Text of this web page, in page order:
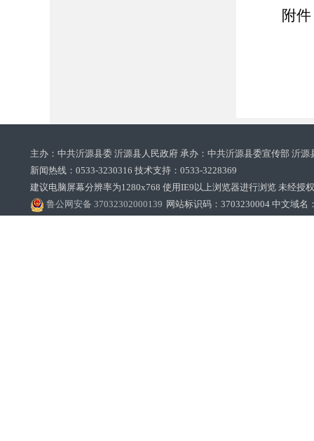
附
主办：中共沂源县委 沂源县人民政府 承办：中共沂源县委宣传部 沂
新闻热线：0533-3230316 技术支持：0533-3228369‌‌
建议电脑屏幕分辨率为1280x768 使用IE9以上浏览器进行浏览 未经授
鲁公网安备 37032302000139 网站标识码：3703230004 中文域名